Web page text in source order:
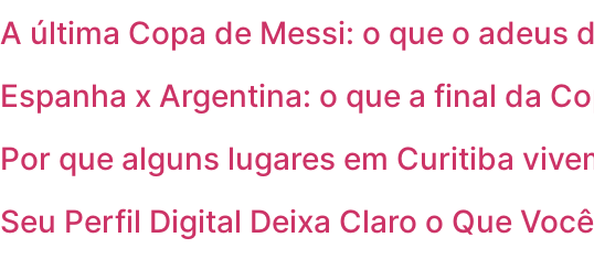
A última Copa de Messi: o que o adeus
Espanha x Argentina: o que a final da
Por que alguns lugares em Curitiba
Seu Perfil Digital Deixa Claro o Que